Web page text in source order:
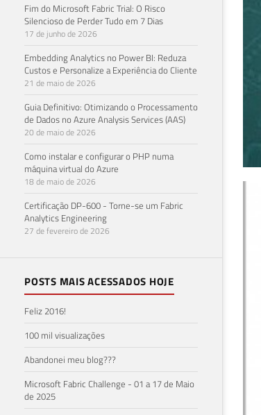
Fim do Microsoft Fabric Trial: O Risco
Silencioso de Perder Tudo em 7 Dias
17 de junho de 2026
Embedding Analytics no Power BI: Reduza
Custos e Personalize a Experiência do Cliente
21 de maio de 2026
Guia Definitivo: Otimizando o Processamento
de Dados no Azure Analysis Services (AAS)
20 de maio de 2026
Como instalar e configurar o PHP numa
máquina virtual do Azure
18 de maio de 2026
Certificação DP-600 - Torne-se um Fabric
Analytics Engineering
27 de fevereiro de 2026
POSTS MAIS ACESSADOS HOJE
Feliz 2016!
100 mil visualizações
Abandonei meu blog???
Microsoft Fabric Challenge - 01 a 17 de Maio
de 2025